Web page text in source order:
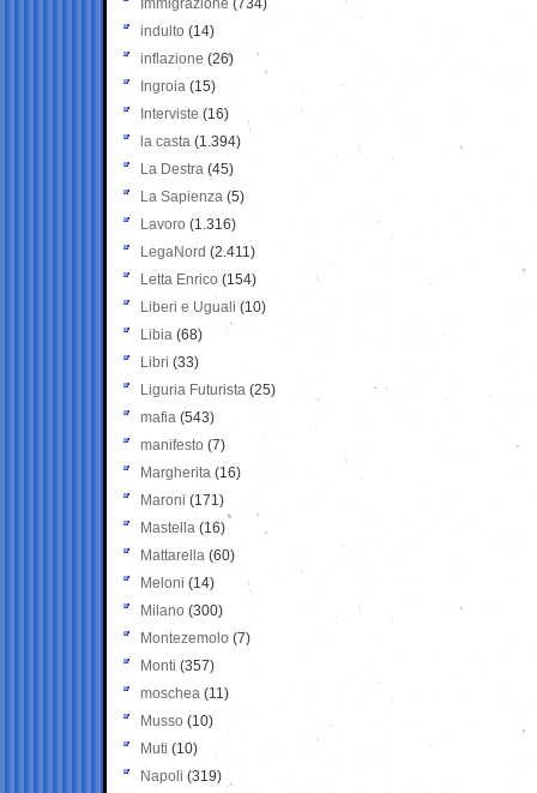
Immigrazione (734)
indulto (14)
inflazione (26)
Ingroia (15)
Interviste (16)
la casta (1.394)
La Destra (45)
La Sapienza (5)
Lavoro (1.316)
LegaNord (2.411)
Letta Enrico (154)
Liberi e Uguali (10)
Libia (68)
Libri (33)
Liguria Futurista (25)
mafia (543)
manifesto (7)
Margherita (16)
Maroni (171)
Mastella (16)
Mattarella (60)
Meloni (14)
Milano (300)
Montezemolo (7)
Monti (357)
moschea (11)
Musso (10)
Muti (10)
Napoli (319)